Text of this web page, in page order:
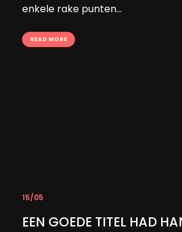
enkele rake punten...
READ MORE
15/05
EEN GOEDE TITEL HAD